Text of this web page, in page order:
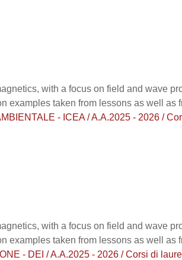
with a focus on field and wave
examples taken from lessons as well as
- ICEA / A.A.2025 - 2026 /
with a focus on field and wave
examples taken from lessons as well as
- DEI / A.A.2025 - 2026 / Corsi di